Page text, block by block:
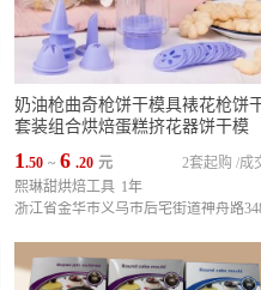
奶油枪曲奇枪饼干模具裱花枪饼
套装组合烘焙蛋糕挤花器饼干模
1.50 ~ 6 .20 元 成
2套起购 /
熙琳甜烘焙工具 1年